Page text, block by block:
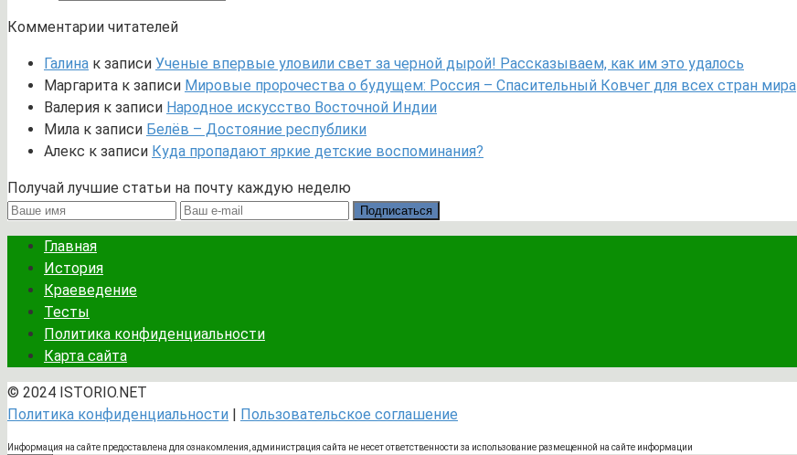
Комментарии читателей
Галина к записи Ученые впервые уловили свет за черной дырой! Рассказываем, как им это удалось
Маргарита к записи Мировые пророчества о будущем: Россия – Спасительный Ковчег для всех стран мира
Валерия к записи Народное искусство Восточной Индии
Мила к записи Белёв – Достояние республики
Алекс к записи Куда пропадают яркие детские воспоминания?
Получай лучшие статьи на почту каждую неделю
Подписаться
Главная
История
Краеведение
Тесты
Политика конфиденциальности
Карта сайта
© 2024 ISTORIO.NET
Политика конфиденциальности | Пользовательское соглашение
Информация на сайте предоставлена для ознакомления, администрация сайта не несет ответственности за использование размещенной на сайте информации